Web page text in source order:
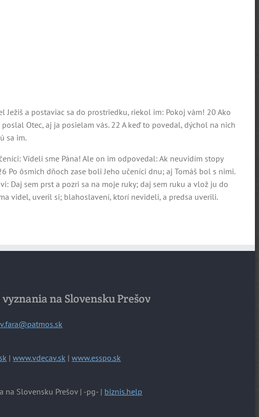
a postaviac sa do prostriedku, riekol im: Pokoj vám! 20 Ako
Otec, aj ja posielam vás. 22 A keď to povedal, dýchol na nich
sa im.
Videli sme Pána! Ale on im odpovedal: Ak neuvidím stopy
ôsmich dňoch zase boli Jeho učeníci dnu; aj Tomáš bol s nimi.
Daj sem prst a pozri sa na moje ruky; daj sem ruku a vlož ju do
videl, uveril si; blahoslavení, ktorí nevideli, a predsa uverili.
na Slovensku Prešov
|www.vdecav.sk |www.esspo.sk
na Slovensku Prešov | -pg- | biznis.help